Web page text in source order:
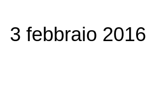
3 febbraio 2016